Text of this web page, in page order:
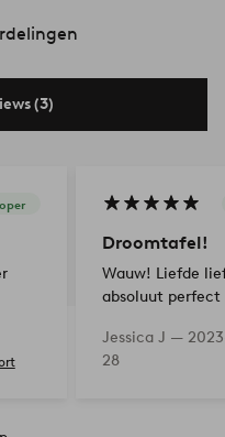
(3)
Droomtafel!
Wauw! Liefde
absoluut
Jessica J —
28